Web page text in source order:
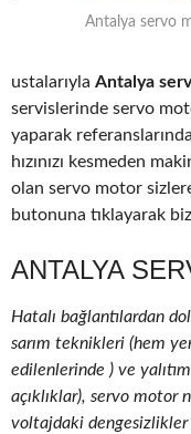
Antalya servo
ustalarıyla Antalya
servislerinde servo
yaparak
hızınızı kesmeden
olan servo motor
butonuna tıklayarak
ANTALYA
Hatalı bağlantılardan
sarım teknikleri (hem
edilenlerinde ) ve
açıklıklar), servo motor
voltajdaki